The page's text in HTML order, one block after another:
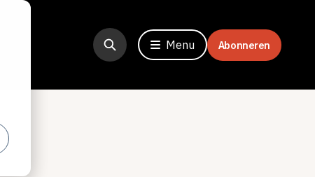
Menu Abonneren